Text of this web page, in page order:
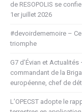
de RESOPOLIS se
1er juillet 2026
#devoirdememoire – Ce
triomphe
G7 d’Évian et Actualités
commandant de la
européenne, chef de
L’OPECST adopte le